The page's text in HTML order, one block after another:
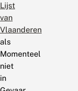
Lijst
van
Vlaanderen
als
Momenteel
niet
in